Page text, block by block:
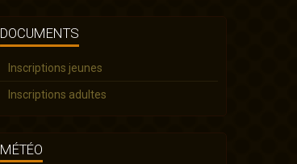
DOCUMENTS
Inscriptions jeunes
Inscriptions adultes
MÉTÉO